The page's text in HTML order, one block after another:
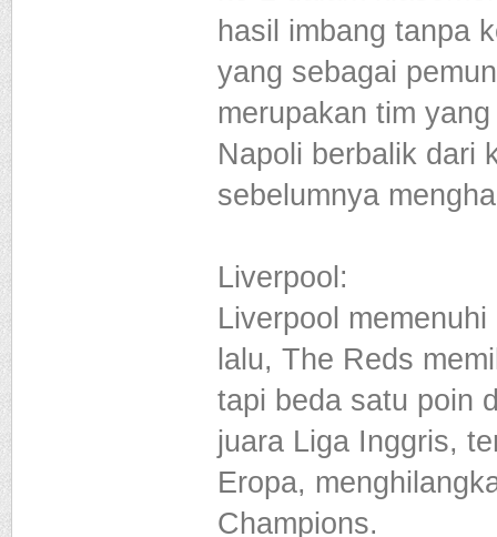
hasil imbang tanpa
yang sebagai
merupakan tim
Napoli berbalik dari
sebelumnya
Liverpool:
Liverpool
lalu, The Reds
tapi beda satu poin
juara Liga Inggris,
Eropa,
Champions.